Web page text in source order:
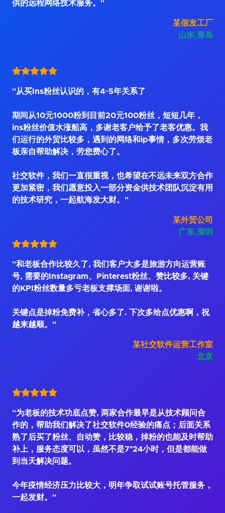
供的远程网络技术服务。"
某假发工厂
山东.青岛
"从买Ins粉丝认识的，有4~5年关系了
期间从10元1000粉到目前20元100粉丝，短短几年，
ins粉丝价值水涨船高，多谢老客户给予了老客优惠。我
们运行的外贸比较多，遇到的网络和ip事情，多次劳烦老
板亲自帮助解决，劳您费心了。
社交软件，我们一直很重视，也希望在不远未来双方合作
更加紧密，我们愿意投入一部分资金供技术团队沉淀有用
的技术研究，一起航海发大财。"
某外贸公司
广东.深圳
"和老板合作比较久了, 我们客户大多是旅游方向运营账
号, 需要的Instagram、Pinterest粉丝、赞比较多, 关键
的KPI粉丝数量多亏老板支撑场面, 谢谢啦。
关键点是掉粉免费补，省心多了. 下次多给点优惠啊，祝
越来越顺。"
某社交软件运营工作室
北京
"为老板的技术功底点赞, 两家合作最早是从技术顾问合
作的，帮助我们解决了社交软件0经验的痛点；后面关系
熟了后买了粉丝、自动赞，比较稳，掉粉的也能及时帮助
补上，服务态度可以，虽然不是7*24小时，但是都能做
到当天解决问题。
今年疫情经济压力比较大，明年争取试试账号托管服务，
一起发财。"